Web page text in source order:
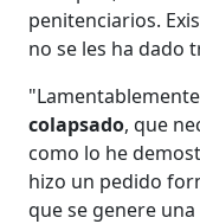
penitenciarios.
no se les ha dado
colapsado, que
como lo he
hizo un pedido
que se genere una